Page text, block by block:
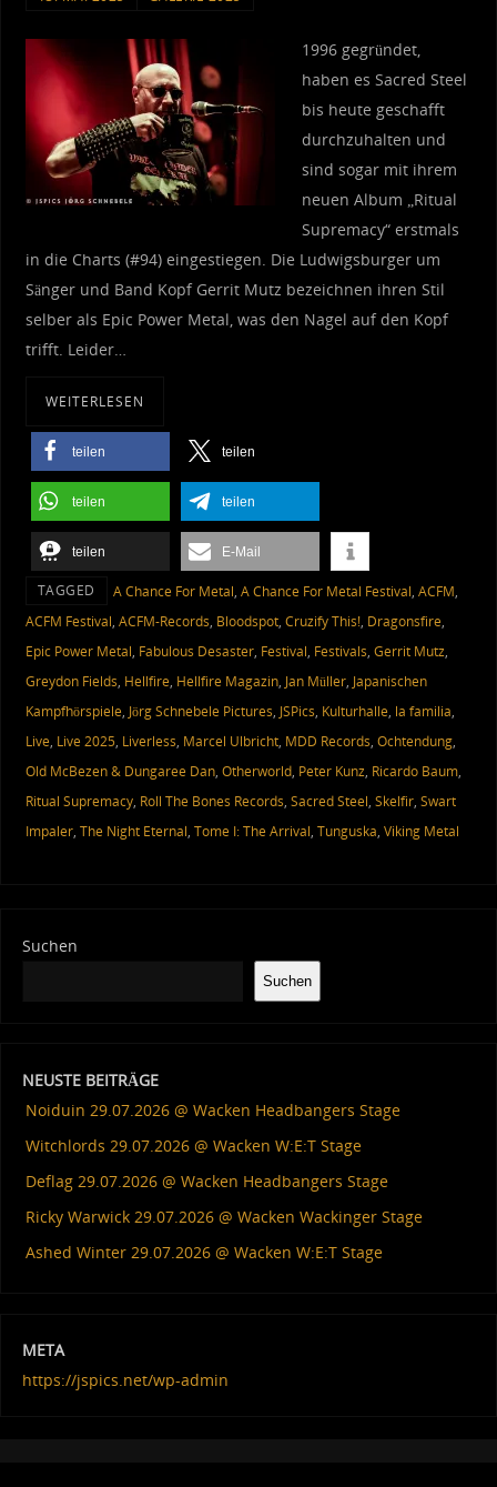
1996 gegründet,
haben es Sacred Steel
bis heute geschafft
durchzuhalten und
sind sogar mit ihrem
neuen Album „Ritual
Supremacy“ erstmals
in die Charts (#94) eingestiegen. Die Ludwigsburger um
Sänger und Band Kopf Gerrit Mutz bezeichnen ihren Stil
selber als Epic Power Metal, was den Nagel auf den Kopf
trifft. Leider…
WEITERLESEN
teilen teilen
teilen teilen
teilen E-Mail
TAGGED A Chance For Metal, A Chance For Metal Festival, ACFM,
ACFM Festival, ACFM-Records, Bloodspot, Cruzify This!, Dragonsfire,
Epic Power Metal, Fabulous Desaster, Festival, Festivals, Gerrit Mutz,
Greydon Fields, Hellfire, Hellfire Magazin, Jan Müller, Japanischen
Kampfhörspiele, Jörg Schnebele Pictures, JSPics, Kulturhalle, la familia,
Live, Live 2025, Liverless, Marcel Ulbricht, MDD Records, Ochtendung,
Old McBezen & Dungaree Dan, Otherworld, Peter Kunz, Ricardo Baum,
Ritual Supremacy, Roll The Bones Records, Sacred Steel, Skelfir, Swart
Impaler, The Night Eternal, Tome I: The Arrival, Tunguska, Viking Metal
Suchen
Suchen
NEUSTE BEITRÄGE
Noiduin 29.07.2026 @ Wacken Headbangers Stage
Witchlords 29.07.2026 @ Wacken W:E:T Stage
Deflag 29.07.2026 @ Wacken Headbangers Stage
Ricky Warwick 29.07.2026 @ Wacken Wackinger Stage
Ashed Winter 29.07.2026 @ Wacken W:E:T Stage
META
https://jspics.net/wp-admin